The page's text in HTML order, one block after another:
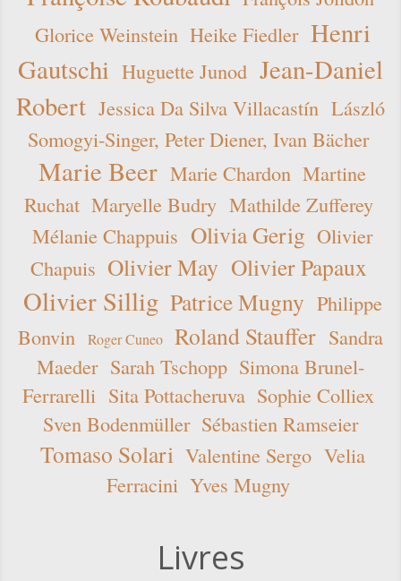
Glorice Weinstein Heike Fiedler Henri
Gautschi Huguette Junod Jean-Daniel
Robert Jessica Da Silva Villacastín László
Somogyi-Singer, Peter Diener, Ivan Bächer
Marie Beer Marie Chardon Martine
Ruchat Maryelle Budry Mathilde Zufferey
Mélanie Chappuis Olivia Gerig Olivier
Chapuis Olivier May Olivier Papaux
Olivier Sillig Patrice Mugny Philippe
Bonvin
Roger Cuneo Roland Stauffer Sandra
Maeder Sarah Tschopp Simona Brunel-
Ferrarelli Sita Pottacheruva Sophie Colliex
Sven Bodenmüller Sébastien Ramseier
Tomaso Solari Valentine Sergo Velia
Ferracini Yves Mugny
Livres